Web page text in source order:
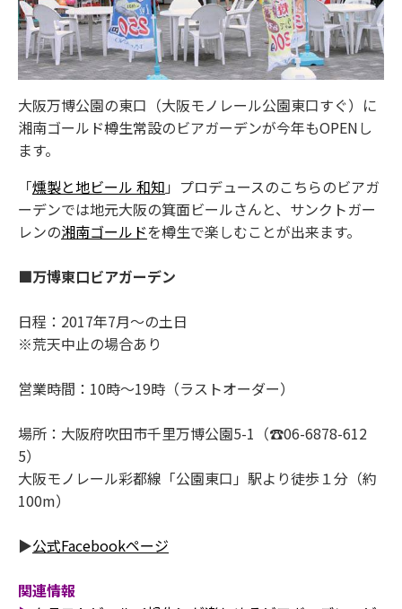
大阪万博公園の東口（大阪モノレール公園東口すぐ）に
湘南ゴールド樽生常設のビアガーデンが今年もOPENし
ます。
「燻製と地ビール 和知 」プロデュースのこちらのビアガ
ーデンでは地元大阪の箕面ビールさんと、サンクトガー
レンの湘南ゴールドを樽生で楽しむことが出来ます。
■万博東口ビアガーデン
日程：2017年7月～の土日
※荒天中止の場合あり
営業時間：10時～19時（ラストオーダー）
場所：大阪府吹田市千里万博公園5-1（☎06-6878-612
5）
大阪モノレール彩都線「公園東口」駅より徒歩１分（約
100m）
▶公式Facebookページ
関連情報